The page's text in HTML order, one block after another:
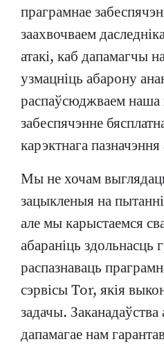
праграмнае
заахвочваем
атакі, каб дапамагчы
узмацніць абарону
распаўсюджваем наша
забеспячэнне
карэктнага пазначэння
Мы не хочам
зацыкленыя на
але мы карыстаемся
абараніць здольнасць
распазнаваць
сэрвісы Tor, якія
задачы.
дапамагае нам